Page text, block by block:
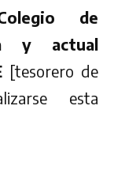
de
y actual
[tesorero de
esta